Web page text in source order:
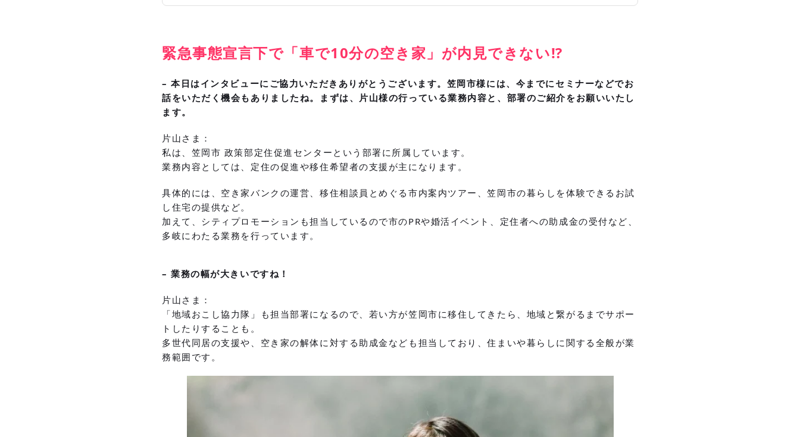
緊急事態宣言下で「車で10分の空き家」が内見できない⁉
– 本日はインタビューにご協力いただきありがとうございます。笠岡市様には、今までにセミナーなどでお
話をいただく機会もありましたね。まずは、片山様の行っている業務内容と、部署のご紹介をお願いいたし
ます。
片山さま：
私は、笠岡市 政策部定住促進センターという部署に所属しています。
業務内容としては、定住の促進や移住希望者の支援が主になります。
具体的には、空き家バンクの運営、移住相談員とめぐる市内案内ツアー、笠岡市の暮らしを体験できるお試
し住宅の提供など。
加えて、シティプロモーションも担当しているので市のPRや婚活イベント、定住者への助成金の受付など、
多岐にわたる業務を行っています。
– 業務の幅が大きいですね！
片山さま：
「地域おこし協力隊」も担当部署になるので、若い方が笠岡市に移住してきたら、地域と繋がるまでサポー
トしたりすることも。
多世代同居の支援や、空き家の解体に対する助成金なども担当しており、住まいや暮らしに関する全般が業
務範囲です。